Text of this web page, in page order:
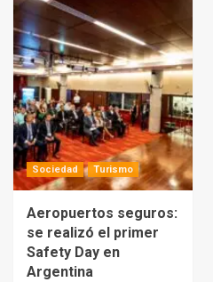
Sociedad Turismo
Aeropuertos seguros:
se realizó el primer
Safety Day en
Argentina